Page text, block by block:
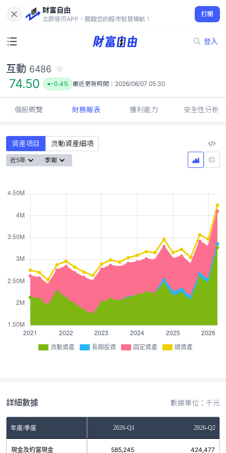
財富自由
立即使用APP，開啟您的股市智慧導航！
打開
登入
74.50
-0.4%
互動 6486
74.50 -0.4% 最近更新時間： 2026/08/07 05:30
個股概覽 財務報表 獲利能力 安全性分析
資產項目 流動資產細項
近5年 季報
流動資產 長期投資 固定資產 總資產
詳細數據 數據單位：千元
年度/季度2025-Q4 2026-Q1 2026-Q2
現金及約當現金
735,849 585,245 424,477